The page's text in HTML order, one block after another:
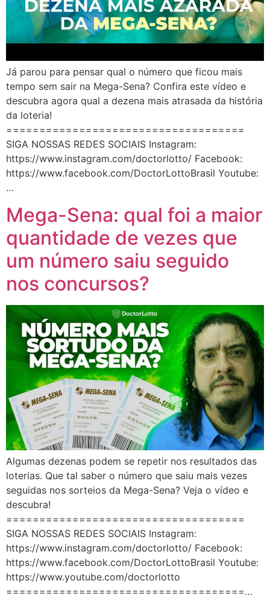
Já parou para pensar qual o número que ficou mais
tempo sem sair na Mega-Sena? Confira este vídeo e
descubra agora qual a dezena mais atrasada da história
da loteria!
====================================
SIGA NOSSAS REDES SOCIAIS Instagram:
https://www.instagram.com/doctorlotto/ Facebook:
https://www.facebook.com/DoctorLottoBrasil Youtube:
…
Mega-Sena: qual foi a maior
quantidade de vezes que
um número saiu seguido
nos concursos?
Algumas dezenas podem se repetir nos resultados das
loterias. Que tal saber o número que saiu mais vezes
seguidas nos sorteios da Mega-Sena? Veja o vídeo e
descubra!
====================================
SIGA NOSSAS REDES SOCIAIS Instagram:
https://www.instagram.com/doctorlotto/ Facebook:
https://www.facebook.com/DoctorLottoBrasil Youtube:
https://www.youtube.com/doctorlotto
====================================…